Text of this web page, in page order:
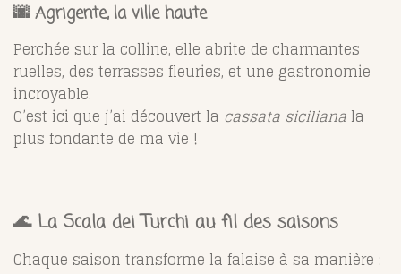
🌆 Agrigente, la ville haute
Perchée sur la colline, elle abrite de charmantes
ruelles, des terrasses fleuries, et une gastronomie
incroyable.
C’est ici que j’ai découvert la cassata siciliana la
plus fondante de ma vie !
🌊 La Scala dei Turchi au fil des saisons
Chaque saison transforme la falaise à sa manière :